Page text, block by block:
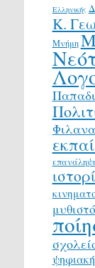
Ελληνικής
Κ.
Μνήμη